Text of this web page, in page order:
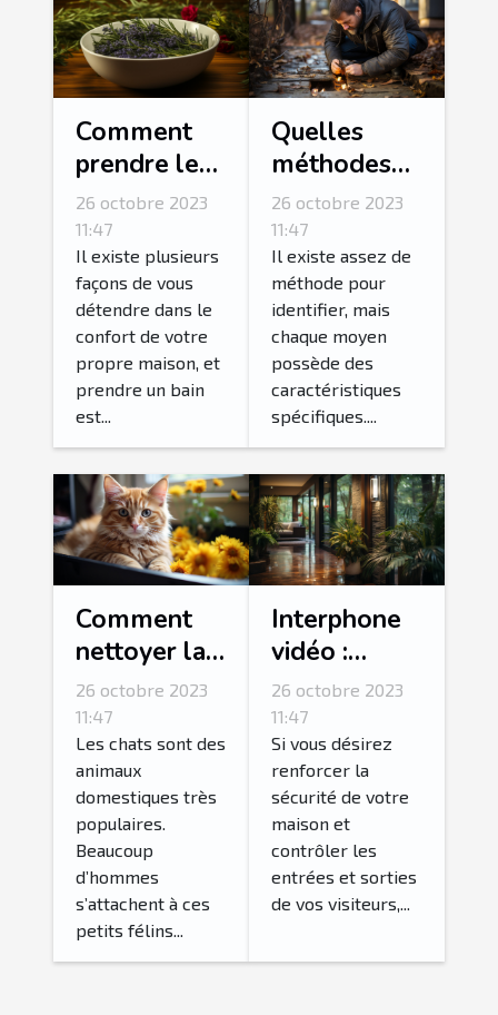
Comment
prendre le
bain le plus
relaxant de
votre vie ?
26 octobre 2023
11:47
Il existe plusieurs
façons de vous
détendre dans le
confort de votre
propre maison, et
prendre un bain
est...
Quelles
méthodes
pour
détecter une
fuite d’eau ?
26 octobre 2023
11:47
Il existe assez de
méthode pour
identifier, mais
chaque moyen
possède des
caractéristiques
spécifiques....
Comment
nettoyer la
litière de
son chat ?
26 octobre 2023
11:47
Les chats sont des
animaux
domestiques très
populaires.
Beaucoup
d’hommes
s’attachent à ces
petits félins...
Interphone
vidéo :
Comment
réussir son
choix ?
26 octobre 2023
11:47
Si vous désirez
renforcer la
sécurité de votre
maison et
contrôler les
entrées et sorties
de vos visiteurs,...